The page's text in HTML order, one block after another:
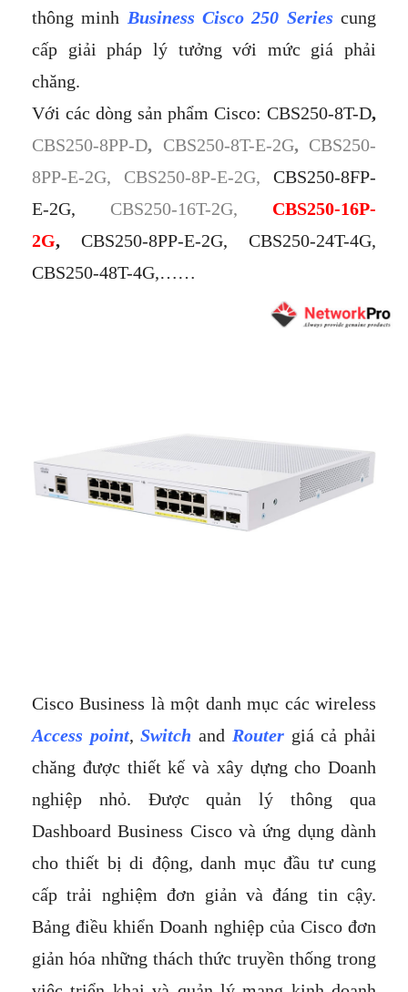
thông minh Business Cisco 250 Series cung
cấp giải pháp lý tưởng với mức giá phải
chăng.
Với các dòng sản phẩm Cisco: CBS250-8T-D,
CBS250-8PP-D, CBS250-8T-E-2G, CBS250-
8PP-E-2G, CBS250-8P-E-2G, CBS250-8FP-
E-2G, CBS250-16T-2G, CBS250-16P-
2G, CBS250-8PP-E-2G, CBS250-24T-4G,
CBS250-48T-4G,……
Cisco Business là một danh mục các wireless
Access point,Switch and Routergiá cả phải
chăng được thiết kế và xây dựng cho Doanh
nghiệp nhỏ. Được quản lý thông qua
Dashboard Business Cisco và ứng dụng dành
cho thiết bị di động, danh mục đầu tư cung
cấp trải nghiệm đơn giản và đáng tin cậy.
Bảng điều khiển Doanh nghiệp của Cisco đơn
giản hóa những thách thức truyền thống trong